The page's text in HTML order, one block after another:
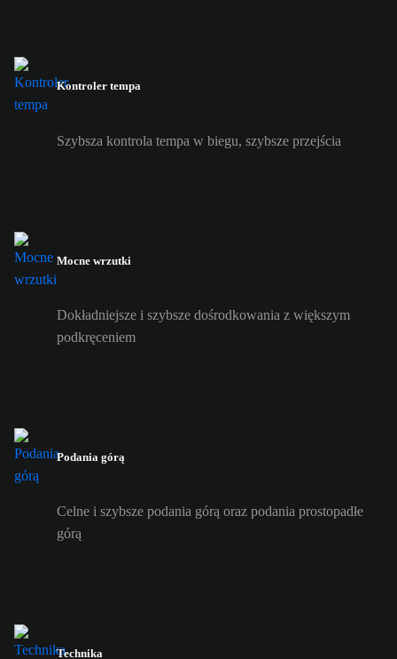
Kontroler tempa
Szybsza kontrola tempa w biegu, szybsze przejścia
Mocne wrzutki
Dokładniejsze i szybsze dośrodkowania z większym
podkręceniem
Podania górą
Celne i szybsze podania górą oraz podania prostopadłe
górą
Technika